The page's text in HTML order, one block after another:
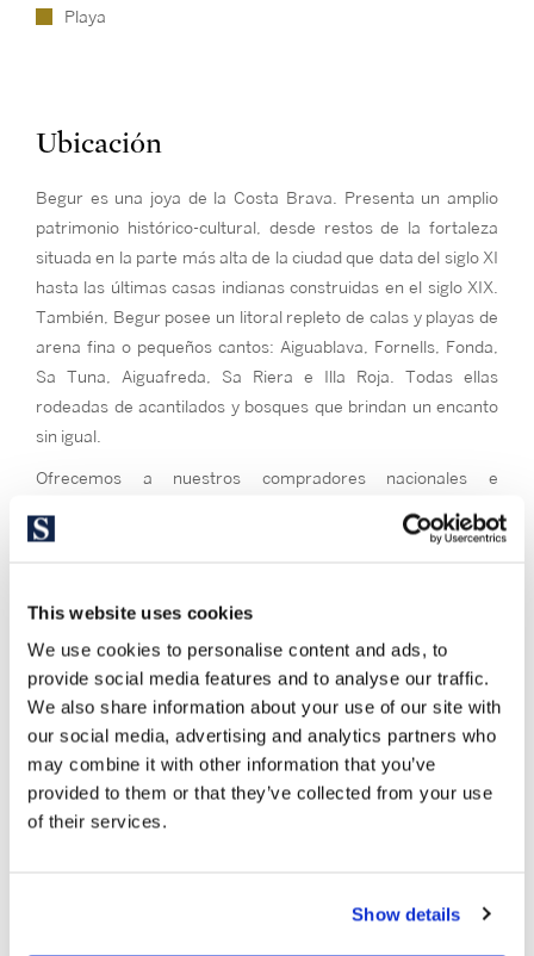
This website uses cookies
We use cookies to personalise content and ads, to
provide social media features and to analyse our traffic.
We also share information about your use of our site with
our social media, advertising and analytics partners who
may combine it with other information that you’ve
provided to them or that they’ve collected from your use
of their services.
Show details
Playa
Ubicación
Begur es una joya de la Costa Brava. Presenta un amplio
patrimonio histórico-cultural, desde restos de la fortaleza
situada en la parte más alta de la ciudad que data del siglo XI
hasta las últimas casas indianas construidas en el siglo XIX.
También, Begur posee un litoral repleto de calas y playas de
arena fina o pequeños cantos: Aiguablava, Fornells, Fonda,
Sa Tuna, Aiguafreda, Sa Riera e Illa Roja. Todas ellas
rodeadas de acantilados y bosques que brindan un encanto
sin igual.
Ofrecemos a nuestros compradores nacionales e
casas modernas, villas exclusivas y apartamentos